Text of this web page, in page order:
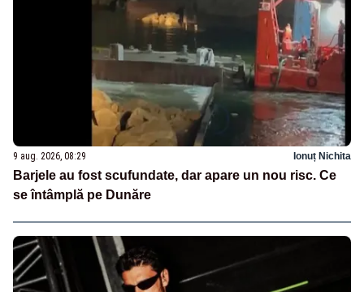
9 aug. 2026, 08:29 Ionuț Nichita
Barjele au fost scufundate, dar apare un nou risc. Ce
se întâmplă pe Dunăre